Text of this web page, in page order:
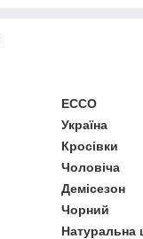
ECCO
Україна
Кросівки
Чоловіча
Демісезон
Чорний
Натуральна